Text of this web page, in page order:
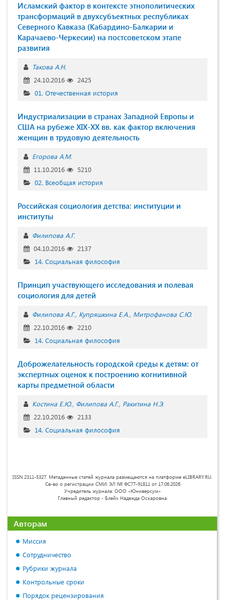
Исламский фактор в контексте этнополитических
трансформаций в двухсубъектных республиках
Северного Кавказа (Кабардино-Балкарии и
Карачаево-Черкесии) на постсоветском этапе
развития
Такова А.Н.
24.10.2016
2425
01. Отечественная история
Индустриализации в странах Западной Европы и
США на рубеже XIX-XX вв. как фактор включения
женщин в трудовую деятельность
Егорова А.М.
11.10.2016
5210
02. Всеобщая история
Российская социология детства: институции и
институты
Филипова А.Г.
04.10.2016
2137
14. Социальная философия
Принцип участвующего исследования и полевая
социология для детей
Филипова А.Г. Купряшкина Е.А. Митрофанова С.Ю.
22.10.2016
2210
14. Социальная философия
Доброжелательность городской среды к детям: от
экспертных оценок к построению когнитивной
карты предметной области
Костина Е.Ю. Филипова А.Г. Ракитина Н.Э.
22.10.2016
2133
14. Социальная философия
ISSN 2311-5327. Метаданные статей журнала размещаются на платформе eLIBRARY.RU.
Св-во о регистрации СМИ: ЭЛ № ФС77-91811 от 17.06.2026
Учредитель журнала: ООО «Юниверсум»
Главный редактор - Блейх Надежда Оскаровна.
Авторам
Миссия
Сотрудничество
Рубрики журнала
Контрольные сроки
Порядок рецензирования